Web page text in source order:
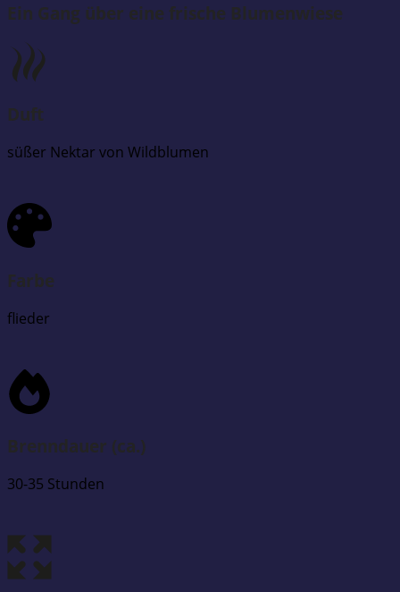
Ein Gang über eine frische Blumenwiese
Duft
süßer Nektar von Wildblumen
Farbe
flieder
Brenndauer (ca.)
30-35 Stunden